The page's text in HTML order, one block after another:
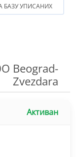
БАЗУ УПИСАНИХ
Beograd-
Zvezdara
Активан